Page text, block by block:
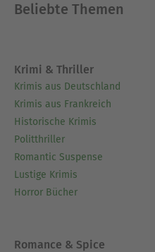
Beliebte Themen
Krimi & Thriller
Krimis aus Deutschland
Krimis aus Frankreich
Historische Krimis
Politthriller
Romantic Suspense
Lustige Krimis
Horror Bücher
Romance & Spice